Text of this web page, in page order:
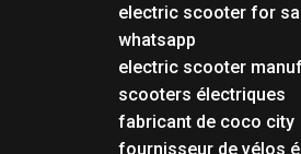
electric scooter for
whatsapp
electric scooter
scooters électriques
fabricant de coco city
fournisseur de vélos